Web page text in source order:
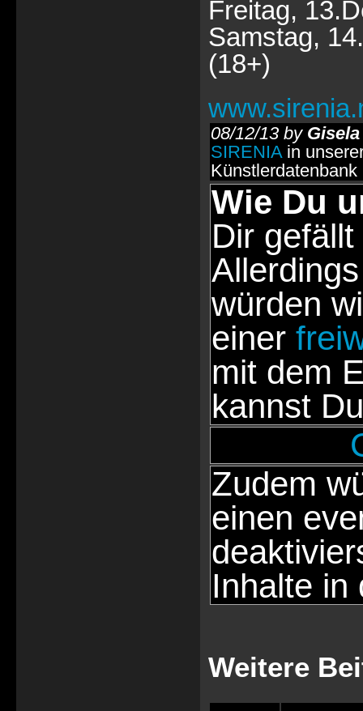
Freitag,
Samstag,
(18+)
08/12/13 by Gisela
SIRENIAin
Künstlerdatenbank
Wie Du
Dir
würden
einer
mit dem
kannst
Zudem
einen
Inhalte in
Weitere